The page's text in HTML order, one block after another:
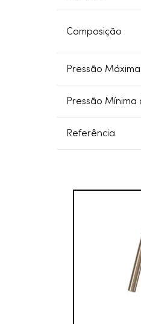
Composição
Pressão
Pressão Mínima
Referência